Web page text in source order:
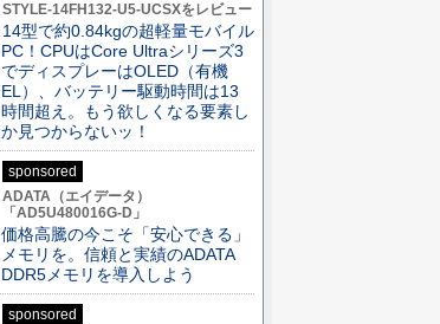
STYLE-14FH132-U5-UCSXをレビュー
14型で約0.84kgの超軽量モバイル
PC！CPUはCore Ultraシリーズ3
でディスプレーはOLED（有機
EL）、バッテリー駆動時間は13
時間超え。もう欲しくなる要素し
か見つからないッ！
sponsored
ADATA（エイデータ）
「AD5U480016G-D」
価格高騰の今こそ「安心できる」
メモリを。信頼と実績のADATA
DDR5メモリを導入しよう
sponsored